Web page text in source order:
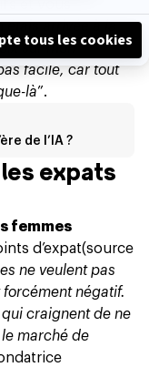
étais arrivée à la
sur mon
facile, car tout
là”.
de l’IA ?
les expats
femmes
d’expat(source
ne veulent pas
forcément négatif.
qui craignent de ne
marché de